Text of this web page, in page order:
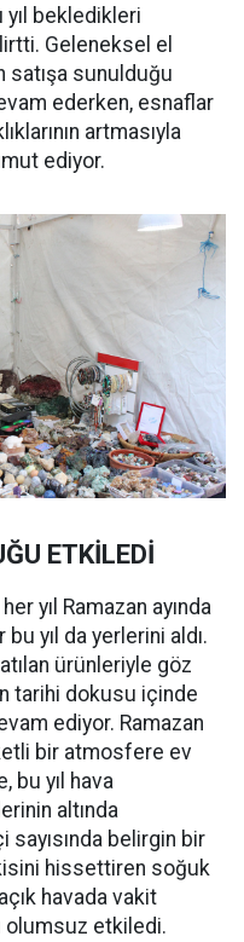
bekledikleri
Geleneksel el
satışa sunulduğu
ederken, esnaflar
artmasıyla
ediyor.
ETKİLEDİ
yıl Ramazan ayında
yıl da yerlerini aldı.
ürünleriyle göz
tarihi dokusu içinde
ediyor. Ramazan
bir atmosfere ev
bu yıl hava
altında
belirgin bir
hissettiren soğuk
havada vakit
olumsuz etkiledi.